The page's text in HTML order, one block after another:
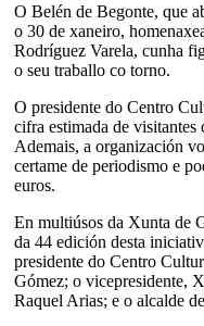
O Belén de Begonte, que
o 30 de xaneiro,
Rodríguez Varela, cunha
o seu traballo co torno.
O presidente do Centro
cifra estimada de visitantes
Ademais, a organización
certame de periodismo e
euros.
En multiúsos da Xunta de
da 44 edición desta
presidente do Centro
Gómez; o vicepresidente,
Raquel Arias; e o alcalde